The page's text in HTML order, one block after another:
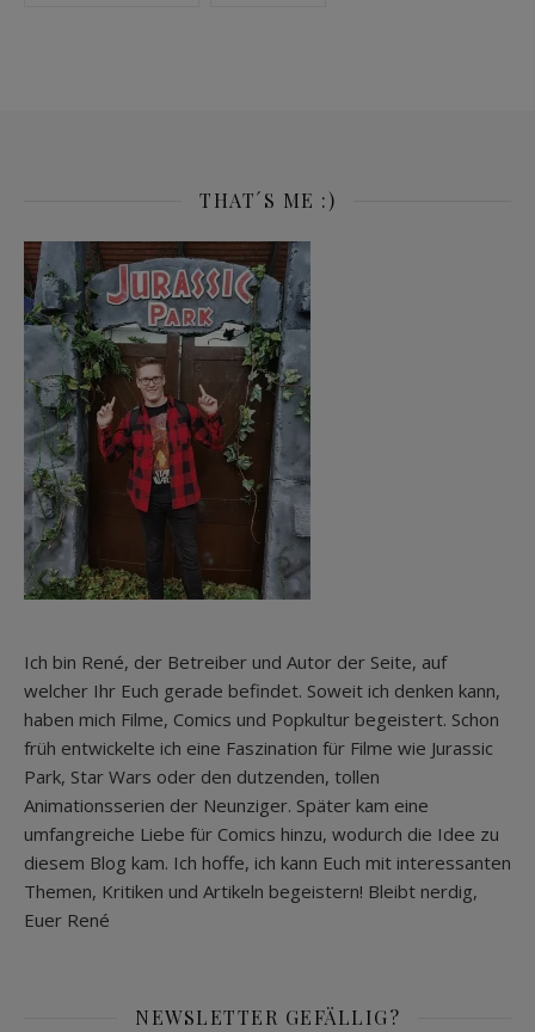
THAT´S ME :)
Ich bin René, der Betreiber und Autor der Seite, auf
welcher Ihr Euch gerade befindet. Soweit ich denken kann,
haben mich Filme, Comics und Popkultur begeistert. Schon
früh entwickelte ich eine Faszination für Filme wie Jurassic
Park, Star Wars oder den dutzenden, tollen
Animationsserien der Neunziger. Später kam eine
umfangreiche Liebe für Comics hinzu, wodurch die Idee zu
diesem Blog kam. Ich hoffe, ich kann Euch mit interessanten
Themen, Kritiken und Artikeln begeistern! Bleibt nerdig,
Euer René
NEWSLETTER GEFÄLLIG?